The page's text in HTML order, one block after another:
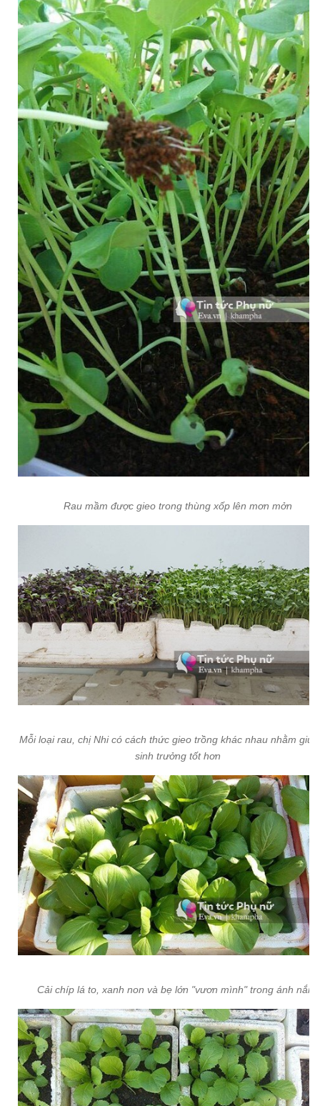
Rau mầm được gieo trong thùng xốp lên mơn mởn
Mỗi loại rau, chị Nhi có cách thức gieo trồng khác nhau nhằm
sinh trưởng tốt hơn
Cải chíp lá to, xanh non và bẹ lớn "vươn mình" trong ánh nắng